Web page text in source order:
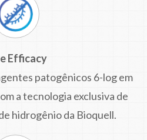
Efficacy
patogênicos 6-log em
a tecnologia exclusiva de
hidrogênio da Bioquell.